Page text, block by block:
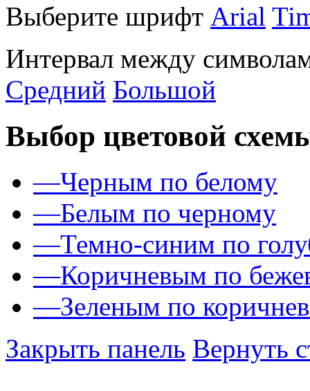
Выберите шрифт Arial
Интервал между
Средний Большой
Выбор цветовой
—Черным по белому
—Белым по черному
—Темно-синим по
—Коричневым по
—Зеленым по
Закрыть панель Вернуть